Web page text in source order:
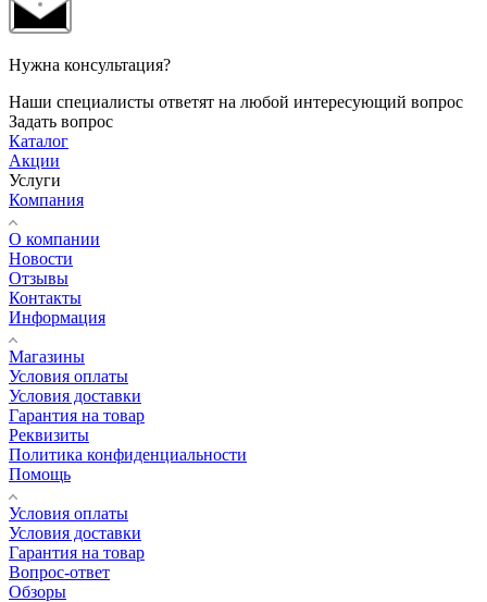
Нужна консультация?
Наши специалисты ответят на любой интересующий вопрос
Задать вопрос
Каталог
Акции
Услуги
Компания
О компании
Новости
Отзывы
Контакты
Информация
Магазины
Условия оплаты
Условия доставки
Гарантия на товар
Реквизиты
Политика конфиденциальности
Помощь
Условия оплаты
Условия доставки
Гарантия на товар
Вопрос-ответ
Обзоры